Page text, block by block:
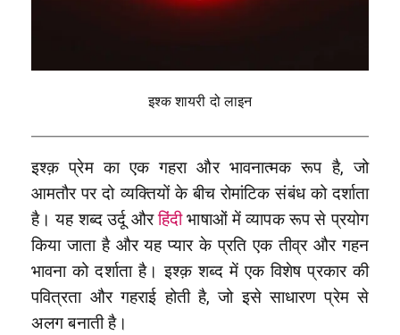
इश्क शायरी दो लाइन
इश्क़ प्रेम का एक गहरा और भावनात्मक रूप है, जो
आमतौर पर दो व्यक्तियों के बीच रोमांटिक संबंध को दर्शाता
है। यह शब्द उर्दू औरहिंदीभाषाओं में व्यापक रूप से प्रयोग
किया जाता है और यह प्यार के प्रति एक तीव्र और गहन
भावना को दर्शाता है। इश्क़ शब्द में एक विशेष प्रकार की
पवित्रता और गहराई होती है, जो इसे साधारण प्रेम से
अलग बनाती है।